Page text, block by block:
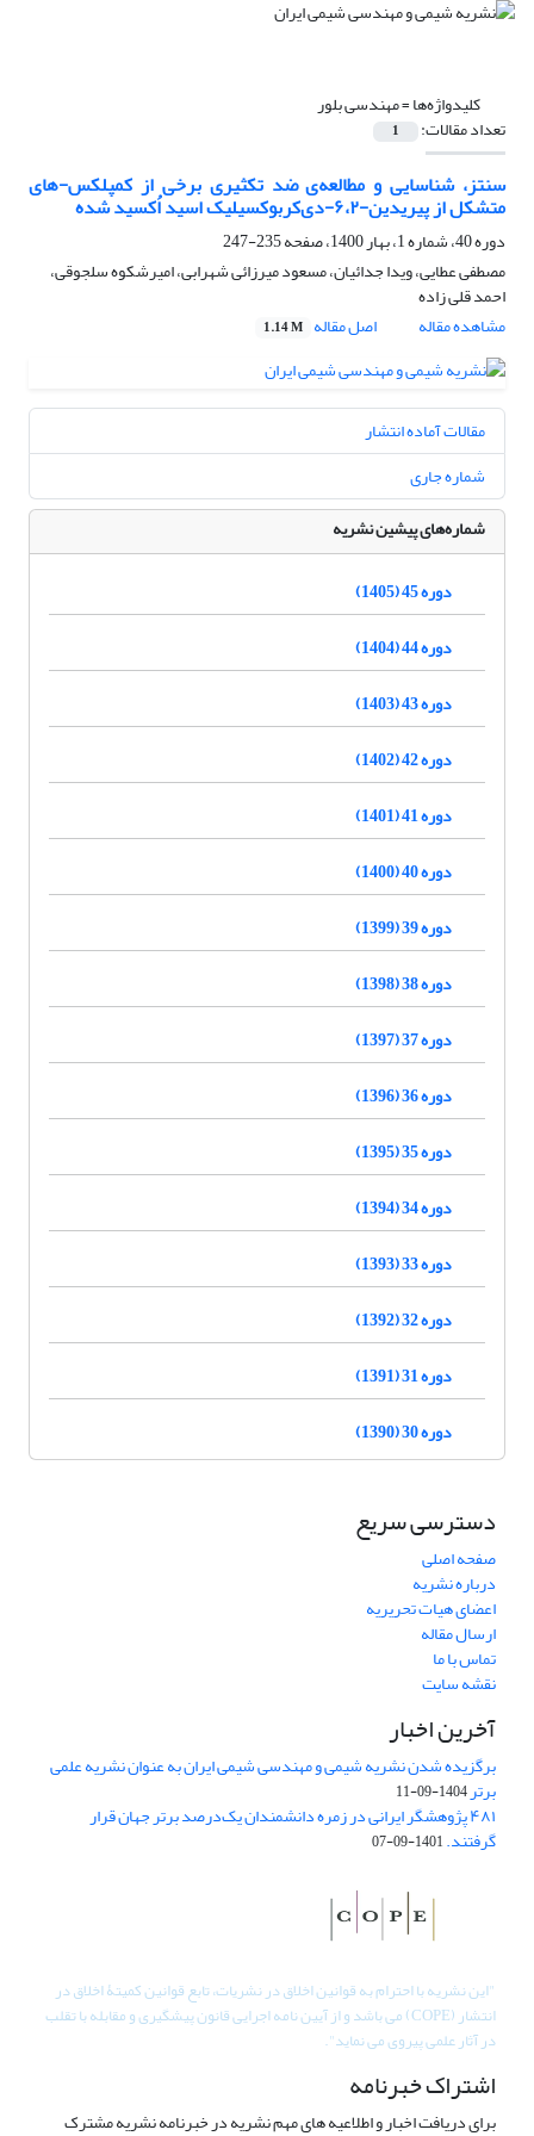
کلیدواژه‌ها =مهندسی بلور
تعداد مقالات: 1
سنتز، شناسایی و مطالعه‌‌‌ی ضد ‌تکثیری برخی از کمپلکس-های
متشکل از پیریدین-۶،۲-دی‌کربوکسیلیک اسید اُکسید شده
دوره 40، شماره 1، بهار 1400، صفحه
235-247
مصطفی عطایی، ویدا جدائیان، مسعود میرزائی شهرابی، امیرشکوه سلجوقی،
احمد قلی زاده
مشاهده مقاله
اصل مقاله 1.14 M
مقالات آماده انتشار
شماره جاری
شماره‌های پیشین نشریه
دوره 45 (1405)
دوره 44 (1404)
دوره 43 (1403)
دوره 42 (1402)
دوره 41 (1401)
دوره 40 (1400)
دوره 39 (1399)
دوره 38 (1398)
دوره 37 (1397)
دوره 36 (1396)
دوره 35 (1395)
دوره 34 (1394)
دوره 33 (1393)
دوره 32 (1392)
دوره 31 (1391)
دوره 30 (1390)
دسترسی سریع
صفحه اصلی
درباره نشریه
اعضای هیات تحریریه
ارسال مقاله
تماس با ما
نقشه سایت
آخرین اخبار
برگزیده شدن نشریه شیمی و مهندسی شیمی ایران به عنوان نشریه علمی
برتر1404-09-11
۴۸۱ پژوهشگر ایرانی در زمره دانشمندان یک‌درصد برتر جهان قرار
گرفتند.1401-09-07
"این نشریه با احترام به قوانین اخلاق در نشریات، تابع قوانین کمیتۀ اخلاق در
انتشار (COPE) می باشد و از آیین نامه اجرایی قانون پیشگیری و مقابله با تقلب
در آثار علمی پیروی می نماید".
اشتراک خبرنامه
برای دریافت اخبار و اطلاعیه های مهم نشریه در خبرنامه نشریه مشترک